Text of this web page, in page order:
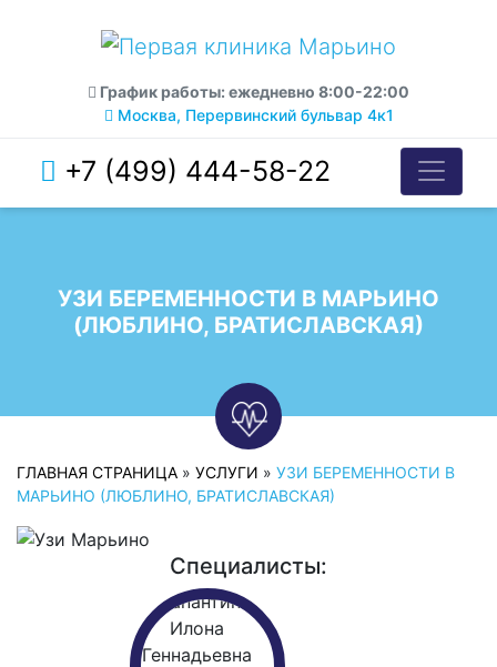
График работы: ежедневно 8:00-22:00
Москва, Перервинский бульвар 4к1
+7 (499) 444-58-22
УЗИ БЕРЕМЕННОСТИ В МАРЬИНО
(ЛЮБЛИНО, БРАТИСЛАВСКАЯ)
ГЛАВНАЯ СТРАНИЦА » УСЛУГИ » УЗИ БЕРЕМЕННОСТИ В
МАРЬИНО (ЛЮБЛИНО, БРАТИСЛАВСКАЯ)
Специалисты: